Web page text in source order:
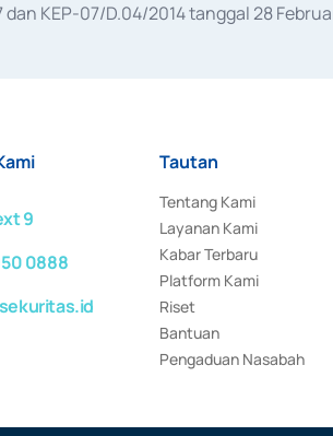
KEP-07/D.04/2014 tanggal 28
9
0888
Tautan
Tentang Kami
Layanan Kami
Kabar Terbaru
Platform Kami
Riset
Bantuan
Pengaduan Nasabah